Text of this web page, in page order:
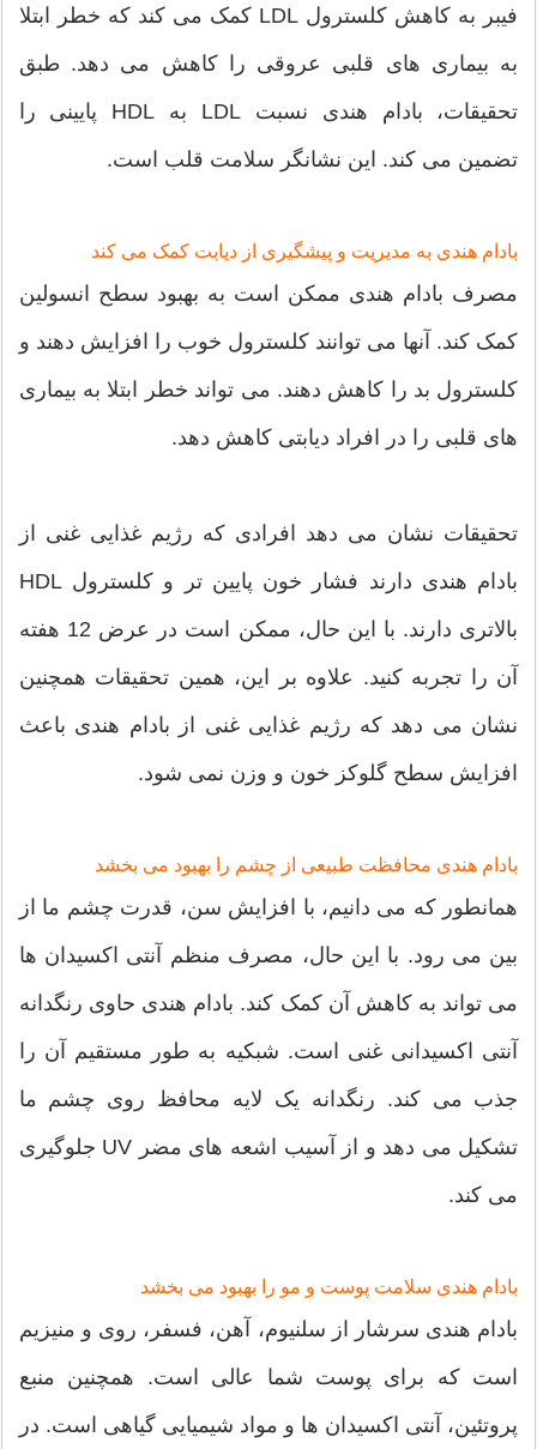
فیبر به کاهش کلسترول LDL کمک می کند که خطر ابتلا
به بیماری های قلبی عروقی را کاهش می دهد. طبق
تحقیقات، بادام هندی نسبت LDL به HDL پایینی را
تضمین می کند. این نشانگر سلامت قلب است.
بادام هندی به مدیریت و پیشگیری از دیابت کمک می کند
مصرف بادام هندی ممکن است به بهبود سطح انسولین
کمک کند. آنها می توانند کلسترول خوب را افزایش دهند و
کلسترول بد را کاهش دهند. می تواند خطر ابتلا به بیماری
های قلبی را در افراد دیابتی کاهش دهد.
تحقیقات نشان می دهد افرادی که رژیم غذایی غنی از
بادام هندی دارند فشار خون پایین تر و کلسترول HDL
بالاتری دارند. با این حال، ممکن است در عرض 12 هفته
آن را تجربه کنید. علاوه بر این، همین تحقیقات همچنین
نشان می دهد که رژیم غذایی غنی از بادام هندی باعث
افزایش سطح گلوکز خون و وزن نمی شود.
بادام هندی محافظت طبیعی از چشم را بهبود می بخشد
همانطور که می دانیم، با افزایش سن، قدرت چشم ما از
بین می رود. با این حال، مصرف منظم آنتی اکسیدان ها
می تواند به کاهش آن کمک کند. بادام هندی حاوی رنگدانه
آنتی اکسیدانی غنی است. شبکیه به طور مستقیم آن را
جذب می کند. رنگدانه یک لایه محافظ روی چشم ما
تشکیل می دهد و از آسیب اشعه های مضر UV جلوگیری
می کند.
بادام هندی سلامت پوست و مو را بهبود می بخشد
بادام هندی سرشار از سلنیوم، آهن، فسفر، روی و منیزیم
است که برای پوست شما عالی است. همچنین منبع
پروتئین، آنتی اکسیدان ها و مواد شیمیایی گیاهی است. در